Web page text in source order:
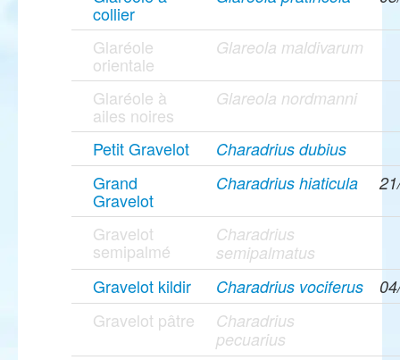
collier
Glaréole
orientale
Glareola maldivarum
Glaréole à
ailes noires
Glareola nordmanni
Petit Gravelot Charadrius dubius
Grand
Gravelot
Charadrius hiaticula
Gravelot
semipalmé
Charadrius
semipalmatus
Gravelot kildir Charadrius vociferus
Gravelot pâtre
Charadrius
pecuarius